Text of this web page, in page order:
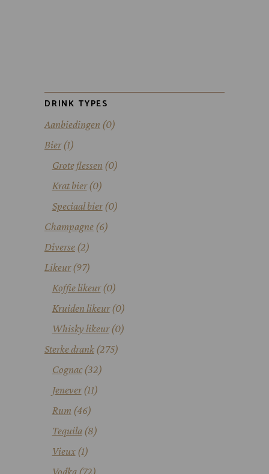
DRINK TYPES
Aanbiedingen (0)
Bier (1)
Grote flessen (0)
Krat bier (0)
Speciaal bier (0)
Champagne (6)
Diverse (2)
Likeur (97)
Koffie likeur (0)
Kruiden likeur (0)
Whisky likeur (0)
Sterke drank (275)
Cognac (32)
Jenever (11)
Rum (46)
Tequila (8)
Vieux (1)
Vodka (72)